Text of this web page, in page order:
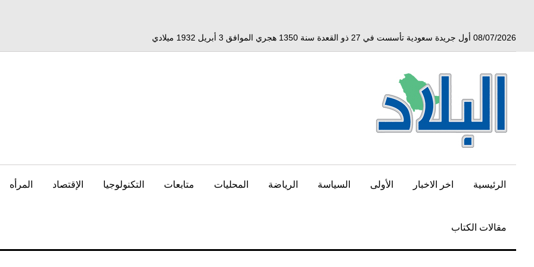
08/07/2026 أول جريدة سعودية تأسست في 27 ذو القعدة سنة 1350 هجري الموافق 3 أبريل 1932 ميلادي
الرئيسية اخر الاخبار الأولى السياسة الرياضة المحليات متابعات التكنولوجيا الإقتصاد المرأه
مقالات الكتاب